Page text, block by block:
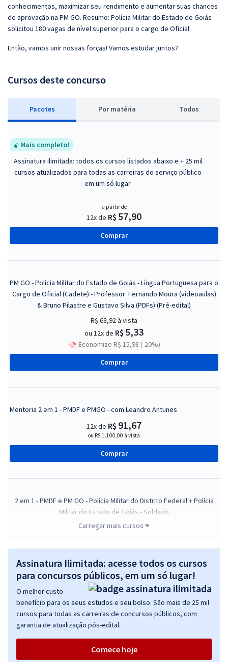
conhecimentos, maximizar seu rendimento e aumentar suas chances
de aprovação na PM GO. Resumo: Polícia Militar do Estado de Goiás
solicitou 180 vagas de nível superior para o cargo de Oficial.
Então, vamos unir nossas forças! Vamos estudar juntos?
Cursos deste concurso
Pacotes Por matéria Todos
Mais completo!
Assinatura ilimitada: todos os cursos listados abaixo e + 25 mil
cursos atualizados para todas as carreiras do serviço público
em um só lugar.
a partir de
12x de R$ 57,90
Comprar
PM GO - Polícia Militar do Estado de Goiás - Língua Portuguesa para o
Cargo de Oficial (Cadete) - Professor: Fernando Moura (videoaulas)
& Bruno Pilastre e Gustavo Silva (PDFs) (Pré-edital)
R$ 63,92à vista
ou 12x de R$ 5,33
Economize R$ 15,98 (-20%)
Comprar
Mentoria 2 em 1 - PMDF e PMGO - com Leandro Antunes
12x de R$ 91,67
ou R$ 1.100,00 à vista
Comprar
2 em 1 - PMDF e PM GO - Polícia Militar do Distrito Federal + Polícia
Militar do Estado de Goiás - Soldado
R$ 719,92à vista
Economize R$ 179,98 (-20%)
Comprar
PM GO - Polícia Militar do Estado de Goiás - Oficial (Cadete)
R$ 503,92
41,99
Economize R$ 125,98 (-20%)
Carregar mais cursos
Assinatura Ilimitada: acesse todos os cursos
para concursos públicos, em um só lugar!
O melhor custo
benefício para os seus estudos e seu bolso. São mais de 25 mil
cursos para todas as carreiras de concursos públicos, com
garantia de atualização pós-edital.
Comece hoje